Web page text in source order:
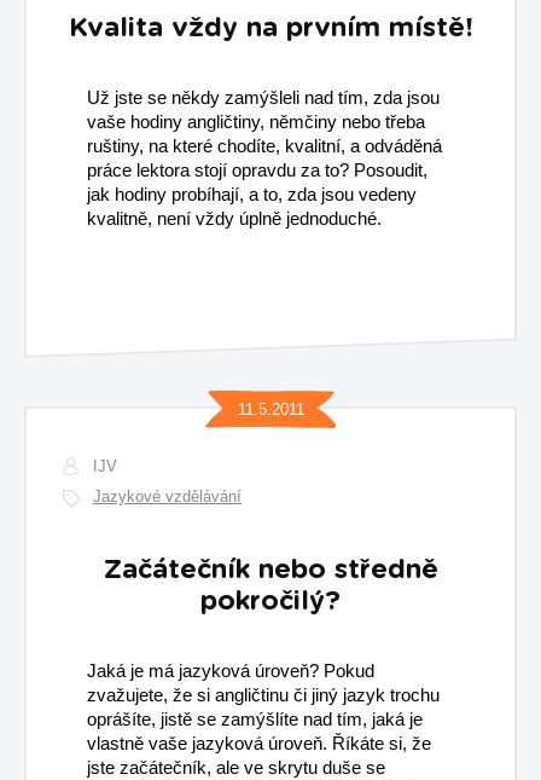
Kvalita vždy na prvním místě!
Už jste se někdy zamýšleli nad tím, zda jsou
vaše hodiny angličtiny, němčiny nebo třeba
ruštiny, na které chodíte, kvalitní, a odváděná
práce lektora stojí opravdu za to? Posoudit,
jak hodiny probíhají, a to, zda jsou vedeny
kvalitně, není vždy úplně jednoduché.
11.5.2011
IJV
Jazykové vzdělávání
Začátečník nebo středně
pokročilý?
Jaká je má jazyková úroveň? Pokud
zvažujete, že si angličtinu či jiný jazyk trochu
oprášíte, jistě se zamýšlíte nad tím, jaká je
vlastně vaše jazyková úroveň. Říkáte si, že
jste začátečník, ale ve skrytu duše se